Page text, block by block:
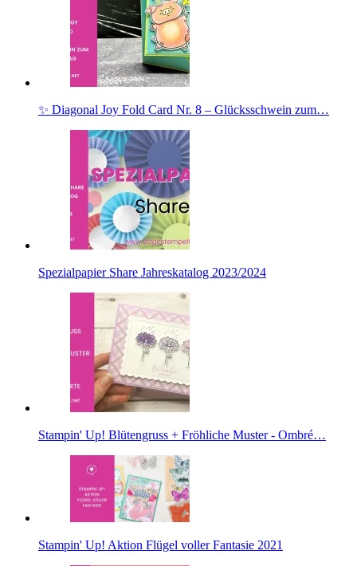
✨ Diagonal Joy Fold Card Nr. 8 – Glücksschwein zum…
Spezialpapier Share Jahreskatalog 2023/2024
Stampin' Up! Blütengruss + Fröhliche Muster - Ombré…
Stampin' Up! Aktion Flügel voller Fantasie 2021